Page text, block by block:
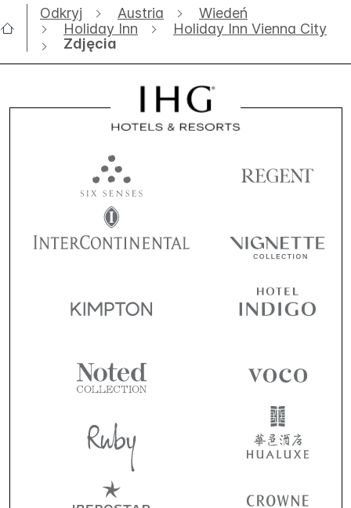
Odkryj Austria
Wiedeń
Holiday Inn
Holiday Inn Vienna City
Zdjęcia